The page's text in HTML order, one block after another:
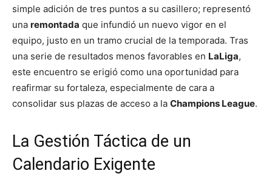
simple adición de tres puntos a su casillero; representó
una remontada que infundió un nuevo vigor en el
equipo, justo en un tramo crucial de la temporada. Tras
una serie de resultados menos favorables en LaLiga,
este encuentro se erigió como una oportunidad para
reafirmar su fortaleza, especialmente de cara a
consolidar sus plazas de acceso a la Champions League.
La Gestión Táctica de un
Calendario Exigente